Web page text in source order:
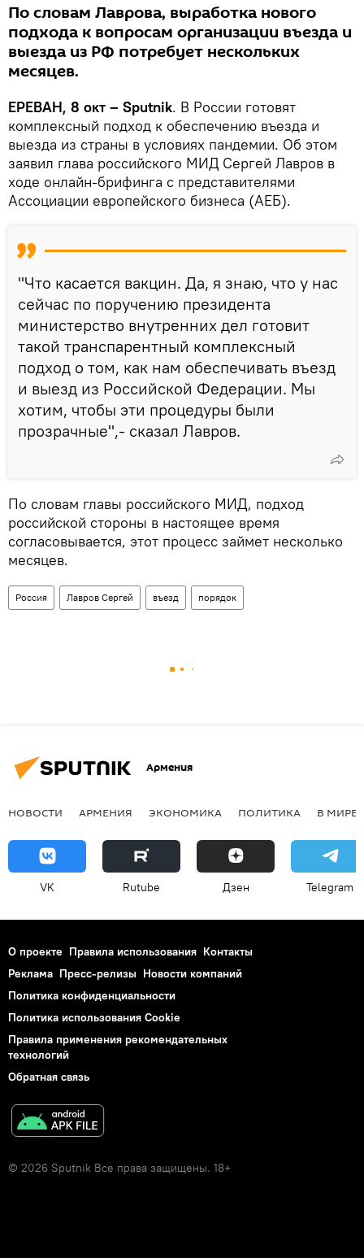
По словам Лаврова, выработка нового
подхода к вопросам организации въезда и
выезда из РФ потребует нескольких
месяцев.
ЕРЕВАН, 8 окт – Sputnik. В России готовят
комплексный подход к обеспечению въезда и
выезда из страны в условиях пандемии. Об этом
заявил глава российского МИД Сергей Лавров в
ходе онлайн-брифинга с представителями
Ассоциации европейского бизнеса (АЕБ).
"Что касается вакцин. Да, я знаю, что у нас
сейчас по поручению президента
министерство внутренних дел готовит
такой транспарентный комплексный
подход о том, как нам обеспечивать въезд
и выезд из Российской Федерации. Мы
хотим, чтобы эти процедуры были
прозрачные",- сказал Лавров.
По словам главы российского МИД, подход
российской стороны в настоящее время
согласовывается, этот процесс займет несколько
месяцев.
Россия Лавров Сергей въезд порядок
Армения
НОВОСТИ АРМЕНИЯ ЭКОНОМИКА ПОЛИТИКА В МИРЕ
VK Rutube Дзен Telegram
О проекте Правила использования Контакты
Реклама Пресс-релизы Новости компаний
Политика конфиденциальности
Политика использования Cookie
Правила применения рекомендательных
технологий
Обратная связь
© 2026 Sputnik Все права защищены. 18+